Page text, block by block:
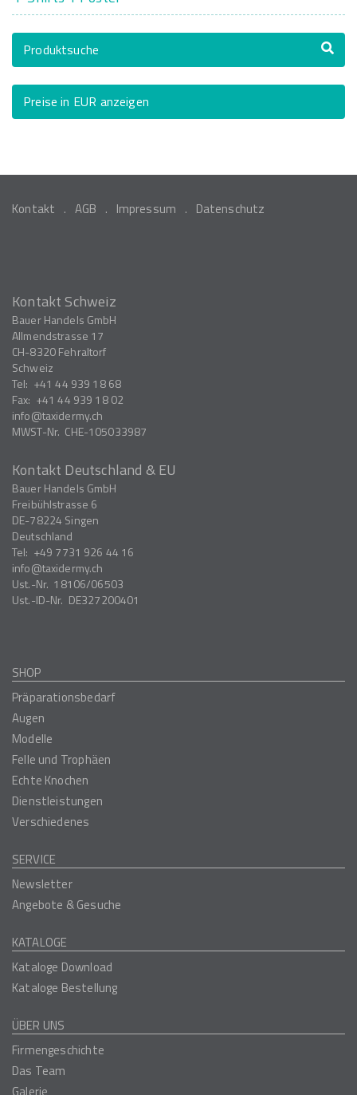
Produktsuche
Preise in EUR anzeigen
Kontakt AGB Impressum Datenschutz
Kontakt Schweiz
Bauer Handels GmbH
Allmendstrasse 17
CH-8320Fehraltorf
Schweiz
Tel: +41 44 939 18 68
Fax: +41 44 939 18 02
info
taxidermy.ch
MWST-Nr. CHE-105033987
Kontakt Deutschland & EU
Bauer Handels GmbH
Freibühlstrasse 6
DE-78224 Singen
Deutschland
Tel: +49 7731 926 44 16
info
taxidermy.ch
Ust.-Nr. 18106/06503
Ust.-ID-Nr. DE327200401
SHOP
Präparationsbedarf
Augen
Modelle
Felle und Trophäen
Echte Knochen
Dienstleistungen
Verschiedenes
SERVICE
Newsletter
Angebote & Gesuche
KATALOGE
Kataloge Download
Kataloge Bestellung
ÜBER UNS
Firmengeschichte
Das Team